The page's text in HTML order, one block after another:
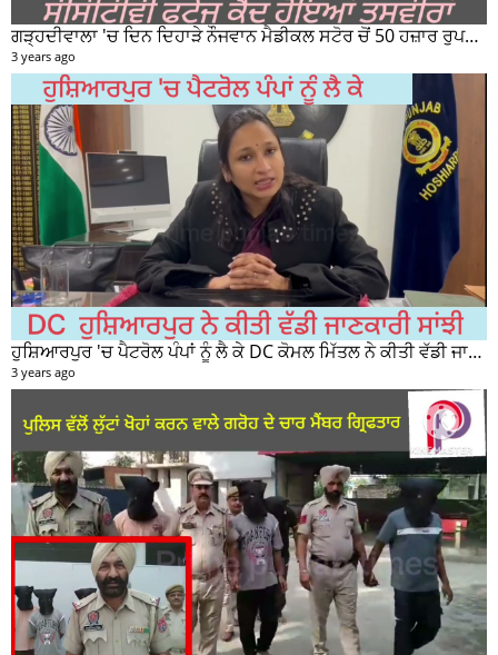
ਗੜ੍ਹਦੀਵਾਲਾ 'ਚ ਦਿਨ ਦਿਹਾੜੇ ਨੌਜਵਾਨ ਮੈਡੀਕਲ ਸਟੋਰ ਚੋਂ 50 ਹਜ਼ਾਰ ਰੁਪਏ ਦੀ ਨਕਦੀ ਚੋਰੀ ਕਰਕੇ ਹੋਇਆ ਰਫੂਚੱਕਰ
3 years ago
ਹੁਸ਼ਿਆਰਪੁਰ 'ਚ ਪੈਟਰੋਲ ਪੰਪਾਂ ਨੂੰ ਲੈ ਕੇ DC ਕੋਮਲ ਮਿੱਤਲ ਨੇ ਕੀਤੀ ਵੱਡੀ ਜਾਣਕਾਰੀ ਸਾਂਝੀ
3 years ago